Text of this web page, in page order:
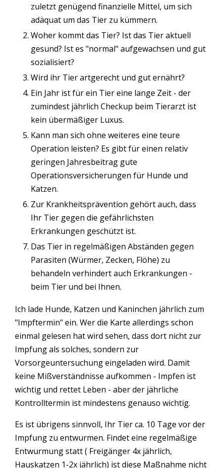
zuletzt genügend finanzielle Mittel, um sich
adäquat um das Tier zu kümmern.
Woher kommt das Tier? Ist das Tier aktuell
gesund? Ist es "normal" aufgewachsen und gut
sozialisiert?
Wird ihr Tier artgerecht und gut ernährt?
Ein Jahr ist für ein Tier eine lange Zeit - der
zumindest jährlich Checkup beim Tierarzt ist
kein übermäßiger Luxus.
Kann man sich ohne weiteres eine teure
Operation leisten? Es gibt für einen relativ
geringen Jahresbeitrag gute
Operationsversicherungen für Hunde und
Katzen.
Zur Krankheitsprävention gehört auch, dass
Ihr Tier gegen die gefährlichsten
Erkrankungen geschützt ist.
Das Tier in regelmäßigen Abständen gegen
Parasiten (Würmer, Zecken, Flöhe) zu
behandeln verhindert auch Erkrankungen -
beim Tier und bei Ihnen.
Ich lade Hunde, Katzen und Kaninchen jährlich zum
"Impftermin" ein. Wer die Karte allerdings schon
einmal gelesen hat wird sehen, dass dort nicht zur
Impfung als solches, sondern zur
Vorsorgeuntersuchung eingeladen wird. Damit
keine Mißverständnisse aufkommen - Impfen ist
wichtig und rettet Leben - aber der jährliche
Kontrolltermin ist mindestens genauso wichtig.
Es ist übrigens sinnvoll, Ihr Tier ca. 10 Tage vor der
Impfung zu entwurmen. Findet eine regelmäßige
Entwurmung statt ( Freigänger 4x jährlich,
Hauskatzen 1-2x jährlich) ist diese Maßnahme nicht